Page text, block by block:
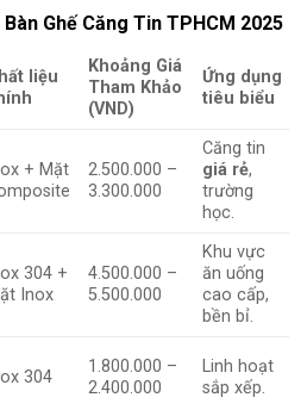
Ghế Căng Tin TPHCM 2025
liệu
Khoảng Giá
Tham Khảo
(VND)
Ứng dụng
tiêu biểu
+ Mặt
2.500.000 –
3.300.000
Căng tin
giá rẻ,
trường
học.
304 +
Inox
4.500.000 –
5.500.000
Khu vực
ăn uống
cao cấp,
bền bỉ.
304
1.800.000 –
2.400.000
Linh hoạt
sắp xếp.